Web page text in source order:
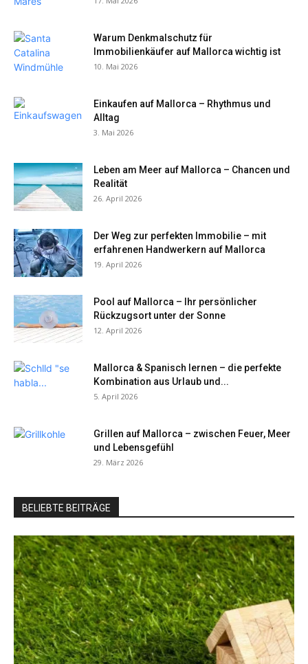
Warum Denkmalschutz für
Immobilienkäufer auf Mallorca wichtig ist
10. Mai 2026
Einkaufen auf Mallorca – Rhythmus und
Alltag
3. Mai 2026
Leben am Meer auf Mallorca – Chancen und
Realität
26. April 2026
Der Weg zur perfekten Immobilie – mit
erfahrenen Handwerkern auf Mallorca
19. April 2026
Pool auf Mallorca – Ihr persönlicher
Rückzugsort unter der Sonne
12. April 2026
Mallorca & Spanisch lernen – die perfekte
Kombination aus Urlaub und...
5. April 2026
Grillen auf Mallorca – zwischen Feuer, Meer
und Lebensgefühl
29. März 2026
BELIEBTE BEITRÄGE